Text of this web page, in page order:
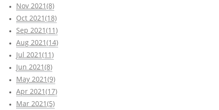
Nov 2021(8)
Oct 2021(18)
Sep 2021(11)
Aug 2021(14)
Jul 2021(11)
Jun 2021(8)
May 2021(9)
Apr 2021(17)
Mar 2021(5)